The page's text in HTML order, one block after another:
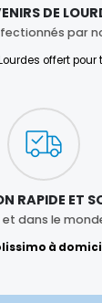
DE
par
offert
RAPIDE ET
et dans le
à